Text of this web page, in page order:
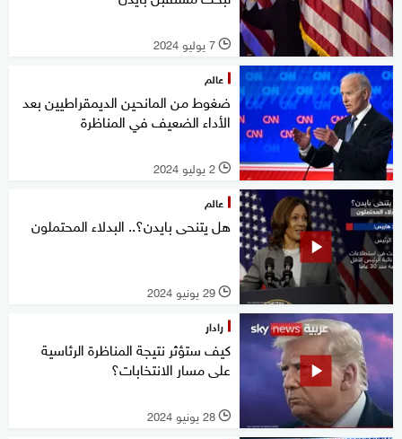
l 7 يوليو 2024
عالم
ضغوط من المانحين الديمقراطيين بعد
الأداء الضعيف في المناظرة
l 2 يوليو 2024
عالم
هل يتنحى بايدن؟.. البدلاء المحتملون
l 29 يونيو 2024
رادار
كيف ستؤثر نتيجة المناظرة الرئاسية
على مسار الانتخابات؟
l 28 يونيو 2024